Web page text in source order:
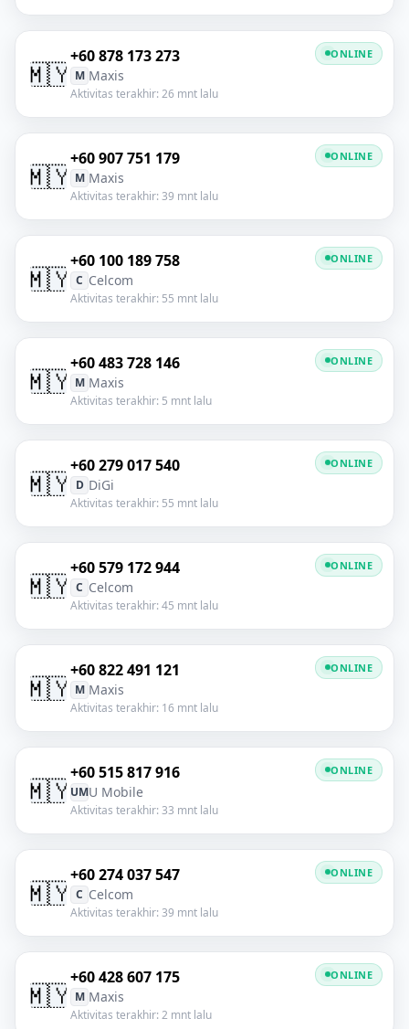
🇲🇾
+60 878 173 273
M Maxis
Aktivitas terakhir: 26 mnt lalu
ONLINE
🇲🇾
+60 907 751 179
M Maxis
Aktivitas terakhir: 39 mnt lalu
ONLINE
🇲🇾
+60 100 189 758
C Celcom
Aktivitas terakhir: 55 mnt lalu
ONLINE
🇲🇾
+60 483 728 146
M Maxis
Aktivitas terakhir: 5 mnt lalu
ONLINE
🇲🇾
+60 279 017 540
D DiGi
Aktivitas terakhir: 55 mnt lalu
ONLINE
🇲🇾
+60 579 172 944
C Celcom
Aktivitas terakhir: 45 mnt lalu
ONLINE
🇲🇾
+60 822 491 121
M Maxis
Aktivitas terakhir: 16 mnt lalu
ONLINE
🇲🇾
+60 515 817 916
UMU Mobile
Aktivitas terakhir: 33 mnt lalu
ONLINE
🇲🇾
+60 274 037 547
C Celcom
Aktivitas terakhir: 39 mnt lalu
ONLINE
🇲🇾
+60 428 607 175
M Maxis
Aktivitas terakhir: 2 mnt lalu
ONLINE